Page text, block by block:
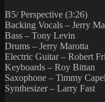
B5/ Perspective (3:26)
Backing Vocals – Jerry
Bass – Tony Levin
Drums – Jerry Marotta
Electric Guitar – Robert
Keyboards – Roy Bittan
Saxophone – Timmy
Synthesizer – Larry Fast